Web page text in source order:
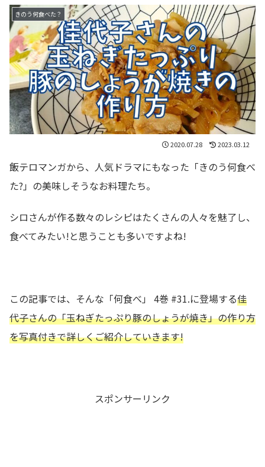
きのう何食べた？
2020.07.28 2023.03.12
飯テロマンガから、人気ドラマにもなった「きのう何食べ
た?」の美味しそうなお料理たち。
シロさんが作る数々のレシピはたくさんの人々を魅了し、
食べてみたい!と思うことも多いですよね!
この記事では、そんな「何食べ」 4巻 #31.に登場する佳
代子さんの「玉ねぎたっぷり豚のしょうが焼き」の作り方
を写真付きで詳しくご紹介していきます!
スポンサーリンク